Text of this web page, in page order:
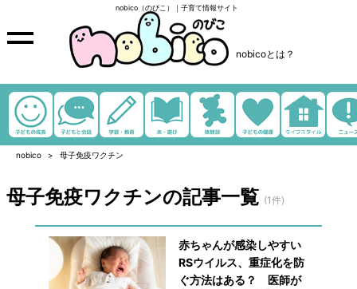
nobico（のびこ）｜子育て情報サイト
nobicoとは？
nobico 母子免疫ワクチン
母子免疫ワクチンの記事一覧 (1件)
赤ちゃんが感染しやすい
RSウイルス、重症化を防
ぐ方法はある？ 医師が